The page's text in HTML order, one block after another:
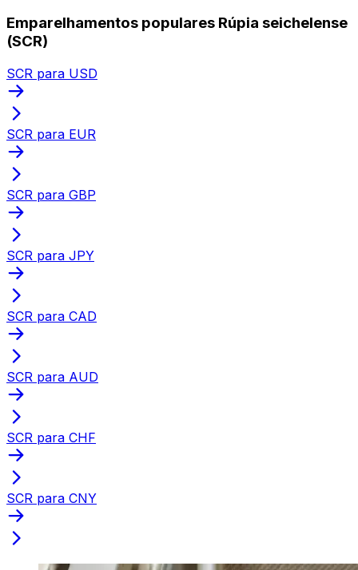
Emparelhamentos populares Rúpia seichelense
(SCR)
SCR para USD
SCR para EUR
SCR para GBP
SCR para JPY
SCR para CAD
SCR para AUD
SCR para CHF
SCR para CNY